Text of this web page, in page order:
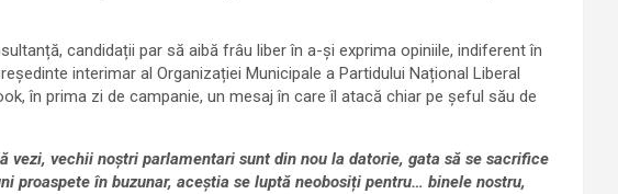
candidații par să aibă frâu liber în a-și exprima opiniile, indiferent în
interimar al Organizației Municipale a Partidului Național Liberal
în prima zi de campanie, un mesaj în care îl atacă chiar pe șeful său de
vezi, vechii noștri parlamentari sunt din nou la datorie, gata să se sacrifice
proaspete în buzunar, aceștia se luptă neobosiți pentru… binele nostru,